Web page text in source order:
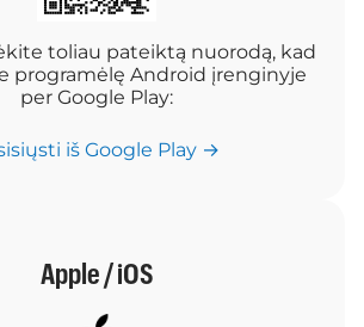
toliau pateiktą nuorodą, kad
programėlę Android įrenginyje
per Google Play:
iš Google Play →
Apple / iOS